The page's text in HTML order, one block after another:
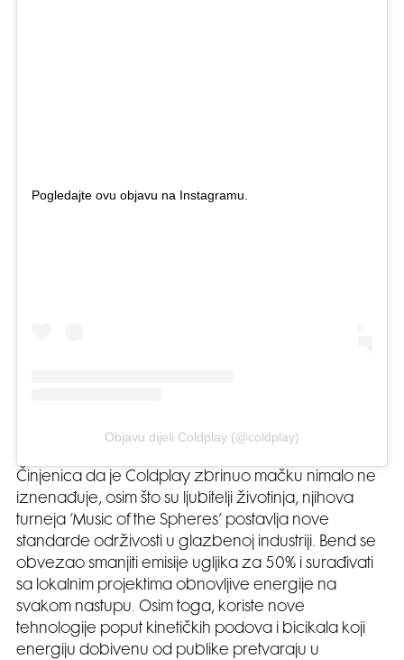
Pogledajte ovu objavu na Instagramu.
Objavu dijeli Coldplay (@coldplay)
Činjenica da je Coldplay zbrinuo mačku nimalo ne
iznenađuje, osim što su ljubitelji životinja, njihova
turneja ‘Music of the Spheres’ postavlja nove
standarde održivosti u glazbenoj industriji. Bend se
obvezao smanjiti emisije ugljika za 50% i surađivati
sa lokalnim projektima obnovljive energije na
svakom nastupu. Osim toga, koriste nove
tehnologije poput kinetičkih podova i bicikala koji
energiju dobivenu od publike pretvaraju u